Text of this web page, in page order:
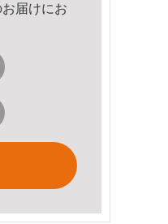
届けにお